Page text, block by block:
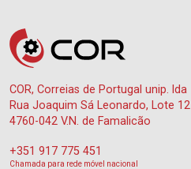
COR, Correias de Portugal unip. lda
Rua Joaquim Sá Leonardo, Lote 12
4760-042 V.N. de Famalicão
+351 917 775 451
Chamada para rede móvel nacional